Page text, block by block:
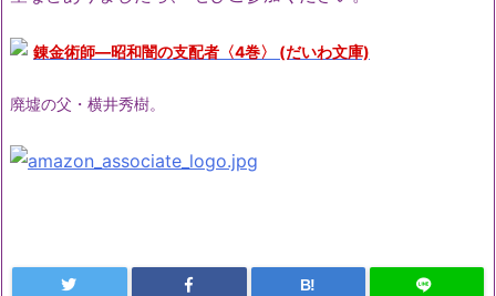
錬金術師―昭和闇の支配者〈4巻〉 (だいわ文庫)
廃墟の父・横井秀樹。
B!